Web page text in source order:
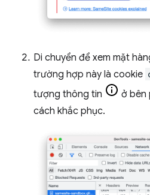
Di chuyển để xem mặt
trường hợp này là cookie
tượng thông tin
ở bên
cách khắc phục.